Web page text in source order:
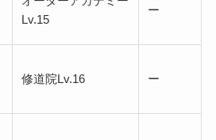
Lv.15
ー
修道院Lv.16 ー